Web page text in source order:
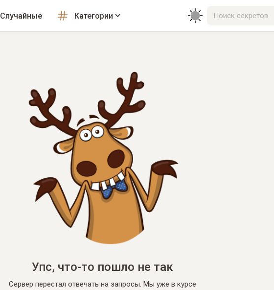
Случайные Категории
Упс, что-то пошло не так
Сервер перестал отвечать на запросы. Мы уже в курсе